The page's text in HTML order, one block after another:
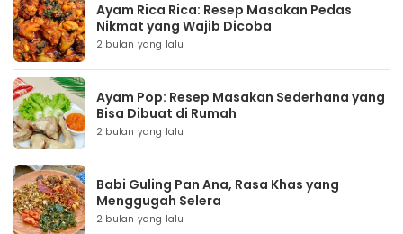
Ayam Rica Rica: Resep Masakan Pedas
Nikmat yang Wajib Dicoba
2 bulan yang lalu
Ayam Pop: Resep Masakan Sederhana yang
Bisa Dibuat di Rumah
2 bulan yang lalu
Babi Guling Pan Ana, Rasa Khas yang
Menggugah Selera
2 bulan yang lalu